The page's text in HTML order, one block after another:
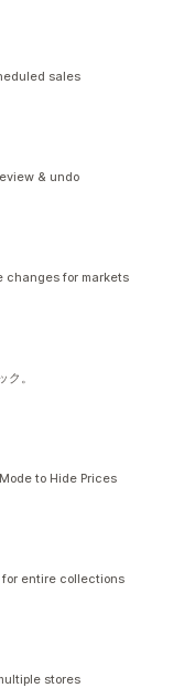
sales
& undo
changes for markets
。
to Hide Prices
for entire collections
stores